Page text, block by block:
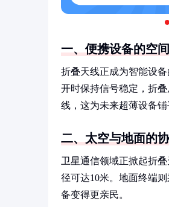
一、便携设备的空
折叠天线正成为智能设
开时保持信号稳定，折
线，这为未来超薄设备铺
二、太空与地面的
卫星通信领域正掀起折
径可达10米。地面终端
备变得更亲民。